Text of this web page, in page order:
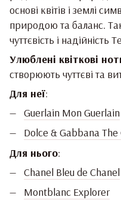
основі квітів і землі
природою та баланс.
чуттєвість і надійність
Улюблені квіткові
створюють чуттєві та
Для неї:
Guerlain Mon Guerlain
Dolce & Gabbana The
Для нього:
Chanel Bleu de Chanel
Montblanc Explorer